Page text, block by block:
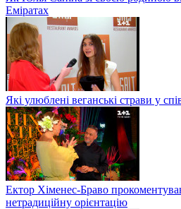
Еміратах
Які улюблені веганські страви у
Ектор Хіменес-Браво
нетрадиційну орієнтацію